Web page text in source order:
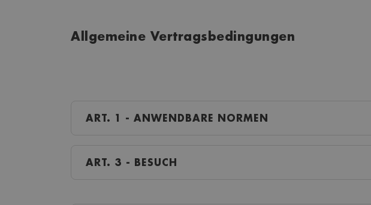
Allgemeine Vertragsbedingungen
ART. 1 - ANWENDBARE NORMEN
ART. 3 - BESUCH